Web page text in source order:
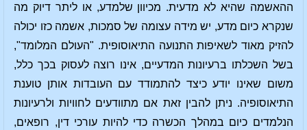
ההאשמה שהיא לא מדעית. מכיוון שלמדע, או ליתר דיוק מה
שנקרא כיום מדע, יש מידה עצומה של סמכות, אשמה כזו יכולה
להזיק מאוד לשאיפות התנועה התיאוסופית. "העולם המלומד",
בשל השכלתו ברעיונות המדעיים, אינו רוצה לעסוק בכך כלל,
משום שאינו יודע כיצד להתמודד עם העובדות אותן טוענת
התיאוסופיה. ניתן להבין זאת אם מתוודעים לחוויות ולרעיונות
הנלמדים כיום במהלך הכשרה כדי להיות עורכי דין, רופאים,